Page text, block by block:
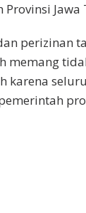
Provinsi Jawa
perizinan
memang
karena